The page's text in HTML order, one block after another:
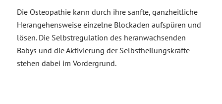
Die Osteopathie kann durch ihre sanfte, ganzheitliche
Herangehensweise einzelne Blockaden aufspüren und
lösen. Die Selbstregulation des heranwachsenden
Babys und die Aktivierung der Selbstheilungskräfte
stehen dabei im Vordergrund.